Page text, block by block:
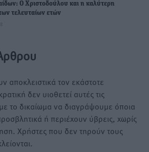
Ο Χριστοδούλου και η καλύτερη
τελευταίων ετών
αποκλειστικά τον εκάστοτε
δεν υιοθετεί αυτές τις
το δικαίωμα να διαγράψουμε όποια
ή περιέχουν ύβρεις, χωρίς
Χρήστες που δεν τηρούν τους